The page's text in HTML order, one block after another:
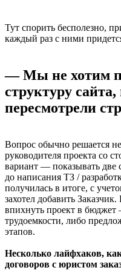
Тут спорить бесполезно,
каждый раз с ними
— Мы не хотим
структуру
пересмотрели
Вопрос обычно решается
руководителя проекта со
вариант — показывать две
до написания ТЗ /
получилась в итоге, с
захотел добавить
впихнуть проект в
трудоемкости, либо
этапов.
Несколько лайфхаков,
договоров с юристом